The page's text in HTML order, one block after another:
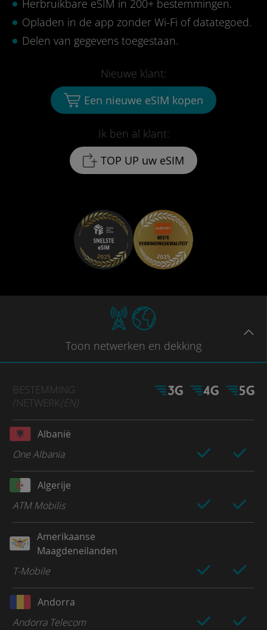
Herbruikbare eSIM in 200+ bestemmingen.
Opladen in de app zonder Wi-Fi of datategoed.
Delen van gegevens toegestaan.
Ik ben al klant:
TOP UP uw eSIM
Nieuwe klant:
Een nieuwe eSIM kopen
Toon netwerken en dekking
BESTEMMING
/NETWERK(EN)
Albanië
One Albania
Algerije
ATM Mobilis
Amerikaanse
Maagdeneilanden
T-Mobile
Andorra
Andorra Telecom